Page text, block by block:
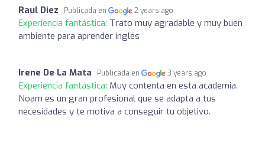
Raul Diez Publicada en 2 years ago
Experiencia fantástica: Trato muy agradable y muy buen
ambiente para aprender inglés
Irene De La Mata Publicada en 3 years ago
Experiencia fantástica: Muy contenta en esta academia.
Noam es un gran profesional que se adapta a tus
necesidades y te motiva a conseguir tu objetivo.